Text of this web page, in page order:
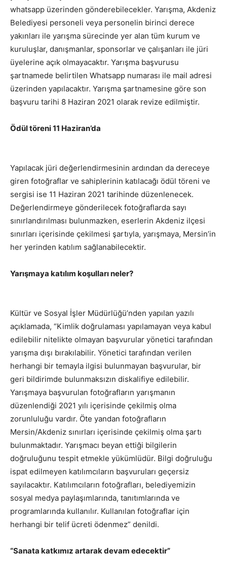
whatsapp üzerinden gönderebilecekler. Yarışma, Akdeniz
Belediyesi personeli veya personelin birinci derece
yakınları ile yarışma sürecinde yer alan tüm kurum ve
kuruluşlar, danışmanlar, sponsorlar ve çalışanları ile jüri
üyelerine açık olmayacaktır. Yarışma başvurusu
şartnamede belirtilen Whatsapp numarası ile mail adresi
üzerinden yapılacaktır. Yarışma şartnamesine göre son
başvuru tarihi 8 Haziran 2021 olarak revize edilmiştir.
Ödül töreni 11 Haziran’da
Yapılacak jüri değerlendirmesinin ardından da dereceye
giren fotoğraflar ve sahiplerinin katılacağı ödül töreni ve
sergisi ise 11 Haziran 2021 tarihinde düzenlenecek.
Değerlendirmeye gönderilecek fotoğraflarda sayı
sınırlandırılması bulunmazken, eserlerin Akdeniz ilçesi
sınırları içerisinde çekilmesi şartıyla, yarışmaya, Mersin’in
her yerinden katılım sağlanabilecektir.
Yarışmaya katılım koşulları neler?
Kültür ve Sosyal İşler Müdürlüğü’nden yapılan yazılı
açıklamada, “Kimlik doğrulaması yapılamayan veya kabul
edilebilir nitelikte olmayan başvurular yönetici tarafından
yarışma dışı bırakılabilir. Yönetici tarafından verilen
herhangi bir temayla ilgisi bulunmayan başvurular, bir
geri bildirimde bulunmaksızın diskalifiye edilebilir.
Yarışmaya başvurulan fotoğrafların yarışmanın
düzenlendiği 2021 yılı içerisinde çekilmiş olma
zorunluluğu vardır. Öte yandan fotoğrafların
Mersin/Akdeniz sınırları içerisinde çekilmiş olma şartı
bulunmaktadır. Yarışmacı beyan ettiği bilgilerin
doğruluğunu tespit etmekle yükümlüdür. Bilgi doğruluğu
ispat edilmeyen katılımcıların başvuruları geçersiz
sayılacaktır. Katılımcıların fotoğrafları, belediyemizin
sosyal medya paylaşımlarında, tanıtımlarında ve
programlarında kullanılır. Kullanılan fotoğraflar için
herhangi bir telif ücreti ödenmez” denildi.
“Sanata katkımız artarak devam edecektir”